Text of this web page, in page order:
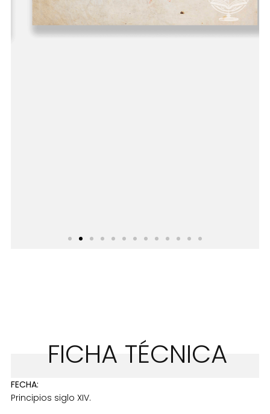
FICHA TÉCNICA
FECHA:
Principios siglo XIV.